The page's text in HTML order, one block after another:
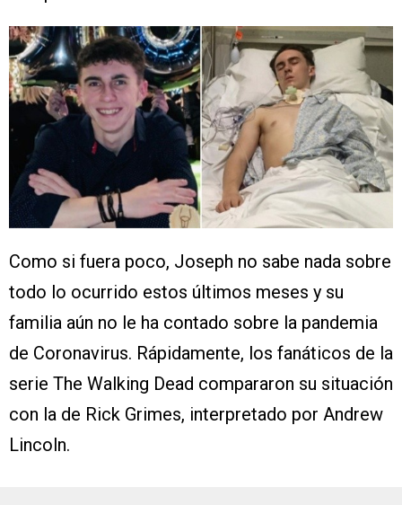
Como si fuera poco, Joseph no sabe nada sobre
todo lo ocurrido estos últimos meses y su
familia aún no le ha contado sobre la pandemia
de Coronavirus. Rápidamente, los fanáticos de la
serie The Walking Dead compararon su situación
con la de Rick Grimes, interpretado por Andrew
Lincoln.